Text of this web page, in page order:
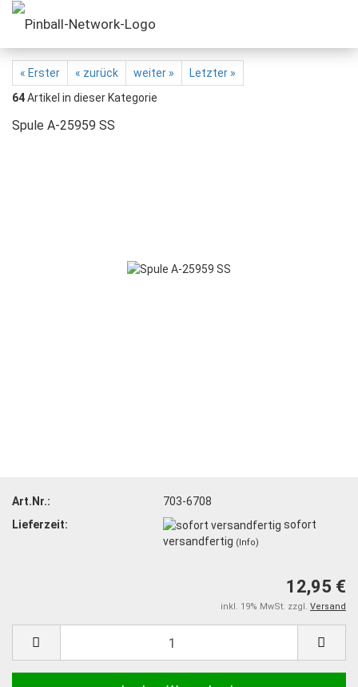
« Erster « zurück weiter »
Letzter »
64Artikel in dieser Kategorie
Spule A-25959 SS
Art.Nr.:
703-6708
Lieferzeit:
sofort
versandfertig (Info)
12,95 €
inkl. 19% MwSt. zzgl. Versand